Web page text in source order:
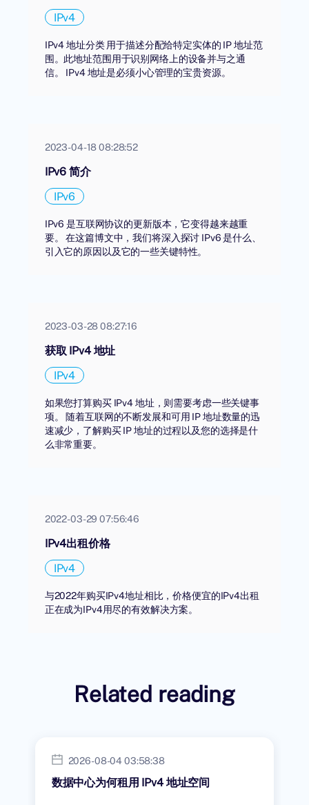
IPv4
IPv4 地址分类 用于描述分配给特定实体的 IP 地址范
围。此地址范围用于识别网络上的设备并与之通
信。 IPv4 地址是必须小心管理的宝贵资源。
2023-04-18 08:28:52
IPv6 简介
IPv6
IPv6 是互联网协议的更新版本，它变得越来越重
要。 在这篇博文中，我们将深入探讨 IPv6 是什么、
引入它的原因以及它的一些关键特性。
2023-03-28 08:27:16
获取 IPv4 地址
IPv4
如果您打算购买 IPv4 地址，则需要考虑一些关键事
项。 随着互联网的不断发展和可用 IP 地址数量的迅
速减少，了解购买 IP 地址的过程以及您的选择是什
么非常重要。
2022-03-29 07:56:46
IPv4出租价格
IPv4
与2022年购买IPv4地址相比，价格便宜的IPv4出租
正在成为IPv4用尽的有效解决方案。
Related reading
2026-08-04 03:58:38
数据中心为何租用 IPv4 地址空间